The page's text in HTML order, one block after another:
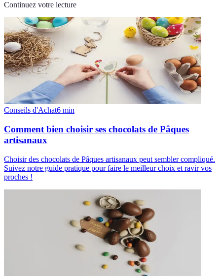
Continuez votre lecture
Conseils d'Achat6 min
Comment bien choisir ses chocolats de Pâques
artisanaux
Choisir des chocolats de Pâques artisanaux peut sembler compliqué.
Suivez notre guide pratique pour faire le meilleur choix et ravir vos
proches !